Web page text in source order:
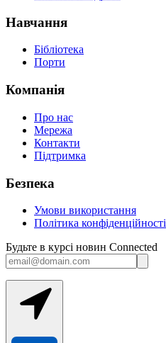
Навчання
Бібліотека
Порти
Компанія
Про нас
Мережа
Контакти
Підтримка
Безпека
Умови використання
Політика конфіденційності
Будьте в курсі новин Connected